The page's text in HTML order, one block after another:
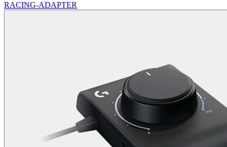
RACING-ADAPTER